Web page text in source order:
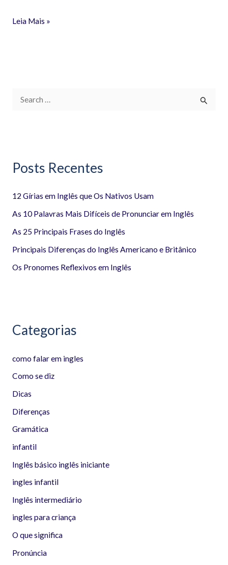
Leia Mais »
u
s
a
r
Posts Recentes
12 Gírias em Inglês que Os Nativos Usam
As 10 Palavras Mais Difíceis de Pronunciar em Inglês
As 25 Principais Frases do Inglês
Principais Diferenças do Inglês Americano e Britânico
Os Pronomes Reflexivos em Inglês
Categorias
como falar em ingles
Como se diz
Dicas
Diferenças
Gramática
infantil
Inglês básico inglês iniciante
ingles infantil
Inglês intermediário
ingles para criança
O que significa
Pronúncia